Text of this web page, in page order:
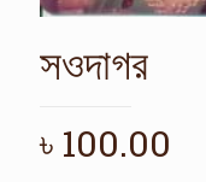
সওদাগর
৳ 100.00